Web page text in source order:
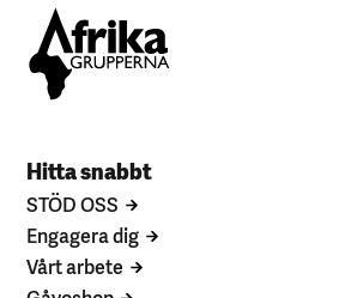
Hitta snabbt
STÖD OSS
Engagera dig
Vårt arbete